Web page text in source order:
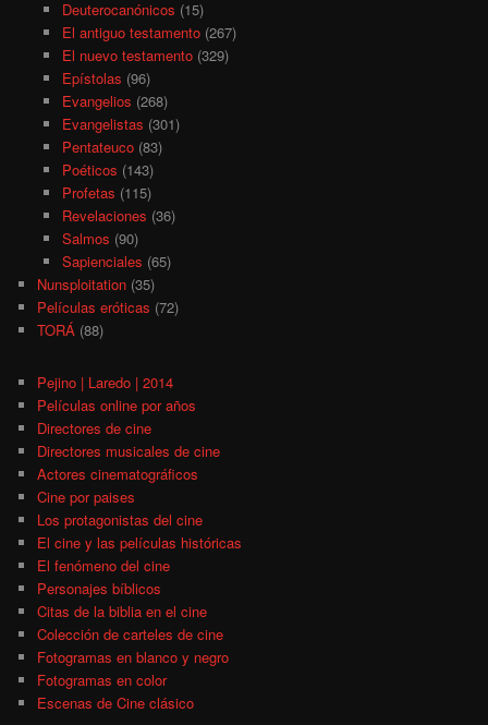
Deuterocanónicos (15)
El antiguo testamento(267)
El nuevo testamento(329)
Epístolas (96)
Evangelios (268)
Evangelistas (301)
Pentateuco(83)
Poéticos (143)
Profetas (115)
Revelaciones (36)
Salmos (90)
Sapienciales (65)
Nunsploitation (35)
Películas eróticas (72)
TORÁ (88)
Pejino | Laredo | 2014
Películas online por años
Directores de cine
Directores musicales de cine
Actores cinematográficos
Cine por paises
Los protagonistas del cine
El cine y las películas históricas
El fenómeno del cine
Personajes bíblicos
Citas de la biblia en el cine
Colección de carteles de cine
Fotogramas en blanco y negro
Fotogramas en color
Escenas de Cine clásico